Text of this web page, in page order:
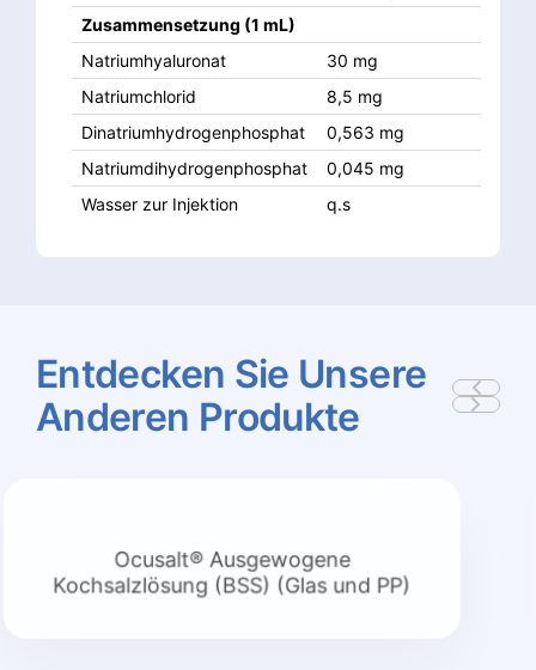
Zusammensetzung (1 mL)
Natriumhyaluronat
30 mg
Natriumchlorid
8,5 mg
Dinatriumhydrogenphosphat
0,563 mg
Natriumdihydrogenphosphat
0,045 mg
Wasser zur Injektion
q.s
Entdecken Sie Unsere
Anderen Produkte
CrownGel® 2,0%